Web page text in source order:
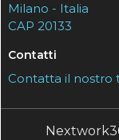
Milano - Italia
CAP 20133
Contatti
Contatta il nostro